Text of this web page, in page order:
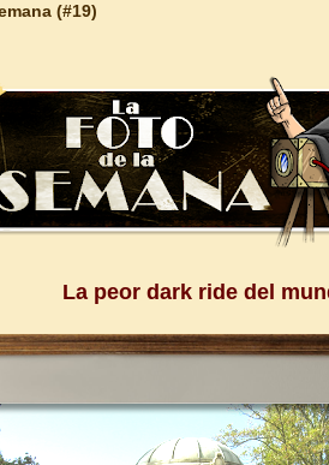
(#19)
La peor dark ride del